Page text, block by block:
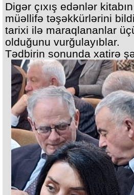
Digər çıxış edənlər
müəllifə təşəkkürlərini
tarixi ilə maraqlananlar
olduğunu vurğulayıblar.
Tədbirin sonunda xatirə